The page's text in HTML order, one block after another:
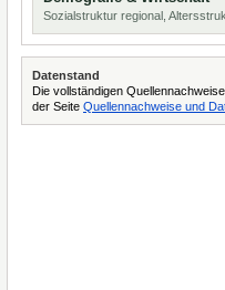
Sozialstruktur regional,
Datenstand
Die vollständigen
der Seite Quellennachweise und